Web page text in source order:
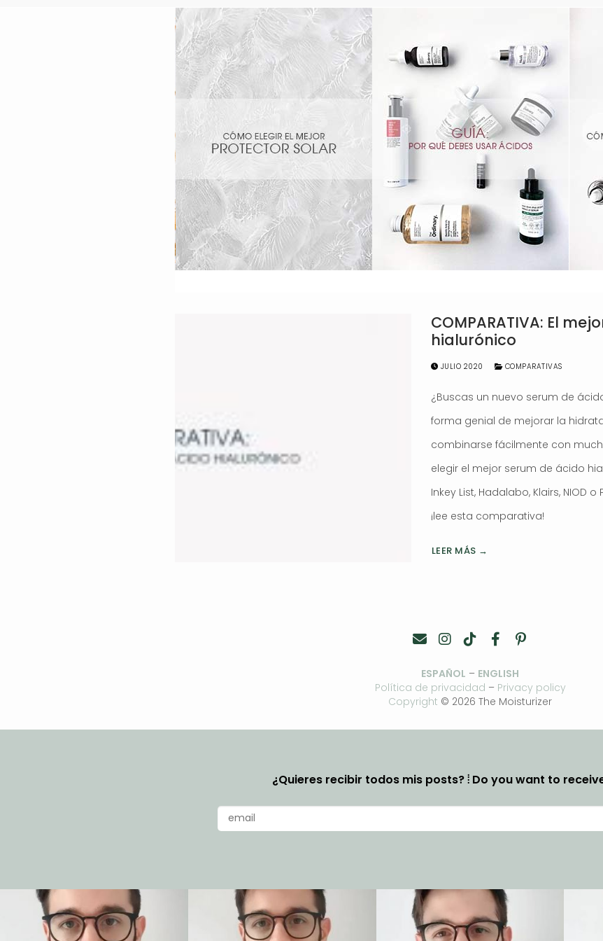
COMPARATIVA: El
hialurónico
JULIO 2020 COMPARATIVAS
¿Buscas un nuevo serum de
forma genial de mejorar la
combinarse fácilmente con
elegir el mejor serum de ácido
Inkey List, Hadalabo, Klairs, NIOD
¡lee esta comparativa!
LEER MÁS →
ESPAÑOL – ENGLISH
Política de privacidad – Privacy policy
Copyright © 2026 The Moisturizer
¿Quieres recibir todos mis posts? ⦙ Do you want to